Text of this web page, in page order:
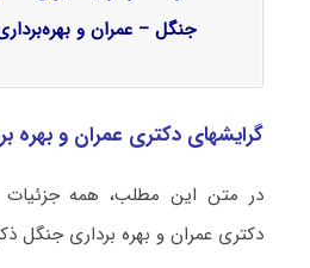
جنگل – عمران و
گرایشهای دکتری عمران و
در متن این مطلب، همه
دکتری عمران و بهره‌ برداری جنگل